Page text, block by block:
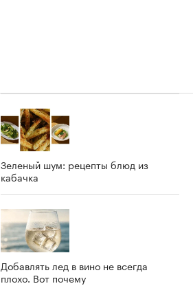
Зеленый шум: рецепты блюд из
кабачка
Добавлять лед в вино не всегда
плохо. Вот почему